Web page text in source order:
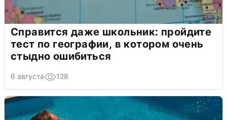
Справится даже школьник: пройдите
тест по географии, в котором очень
стыдно ошибиться
6 августа 128